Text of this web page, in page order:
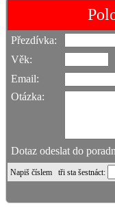
Přezdívka:
Věk:
Email:
Otázka:
Dotaz odeslat do
Napiš číslem tři sta šestnáct: